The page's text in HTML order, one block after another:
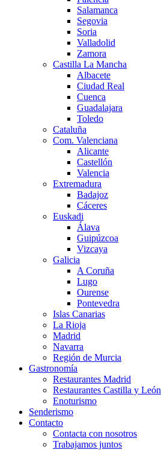
Salamanca
Segovia
Soria
Valladolid
Zamora
Castilla La Mancha
Albacete
Ciudad Real
Cuenca
Guadalajara
Toledo
Cataluña
Com. Valenciana
Alicante
Castellón
Valencia
Extremadura
Badajoz
Cáceres
Euskadi
Álava
Guipúzcoa
Vizcaya
Galicia
A Coruña
Lugo
Ourense
Pontevedra
Islas Canarias
La Rioja
Madrid
Navarra
Región de Murcia
Gastronomía
Restaurantes Madrid
Restaurantes Castilla y León
Enoturismo
Senderismo
Contacto
Contacta con nosotros
Trabajamos juntos